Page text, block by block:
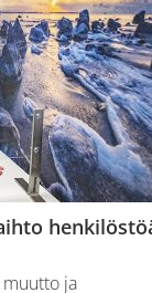
muutto ja